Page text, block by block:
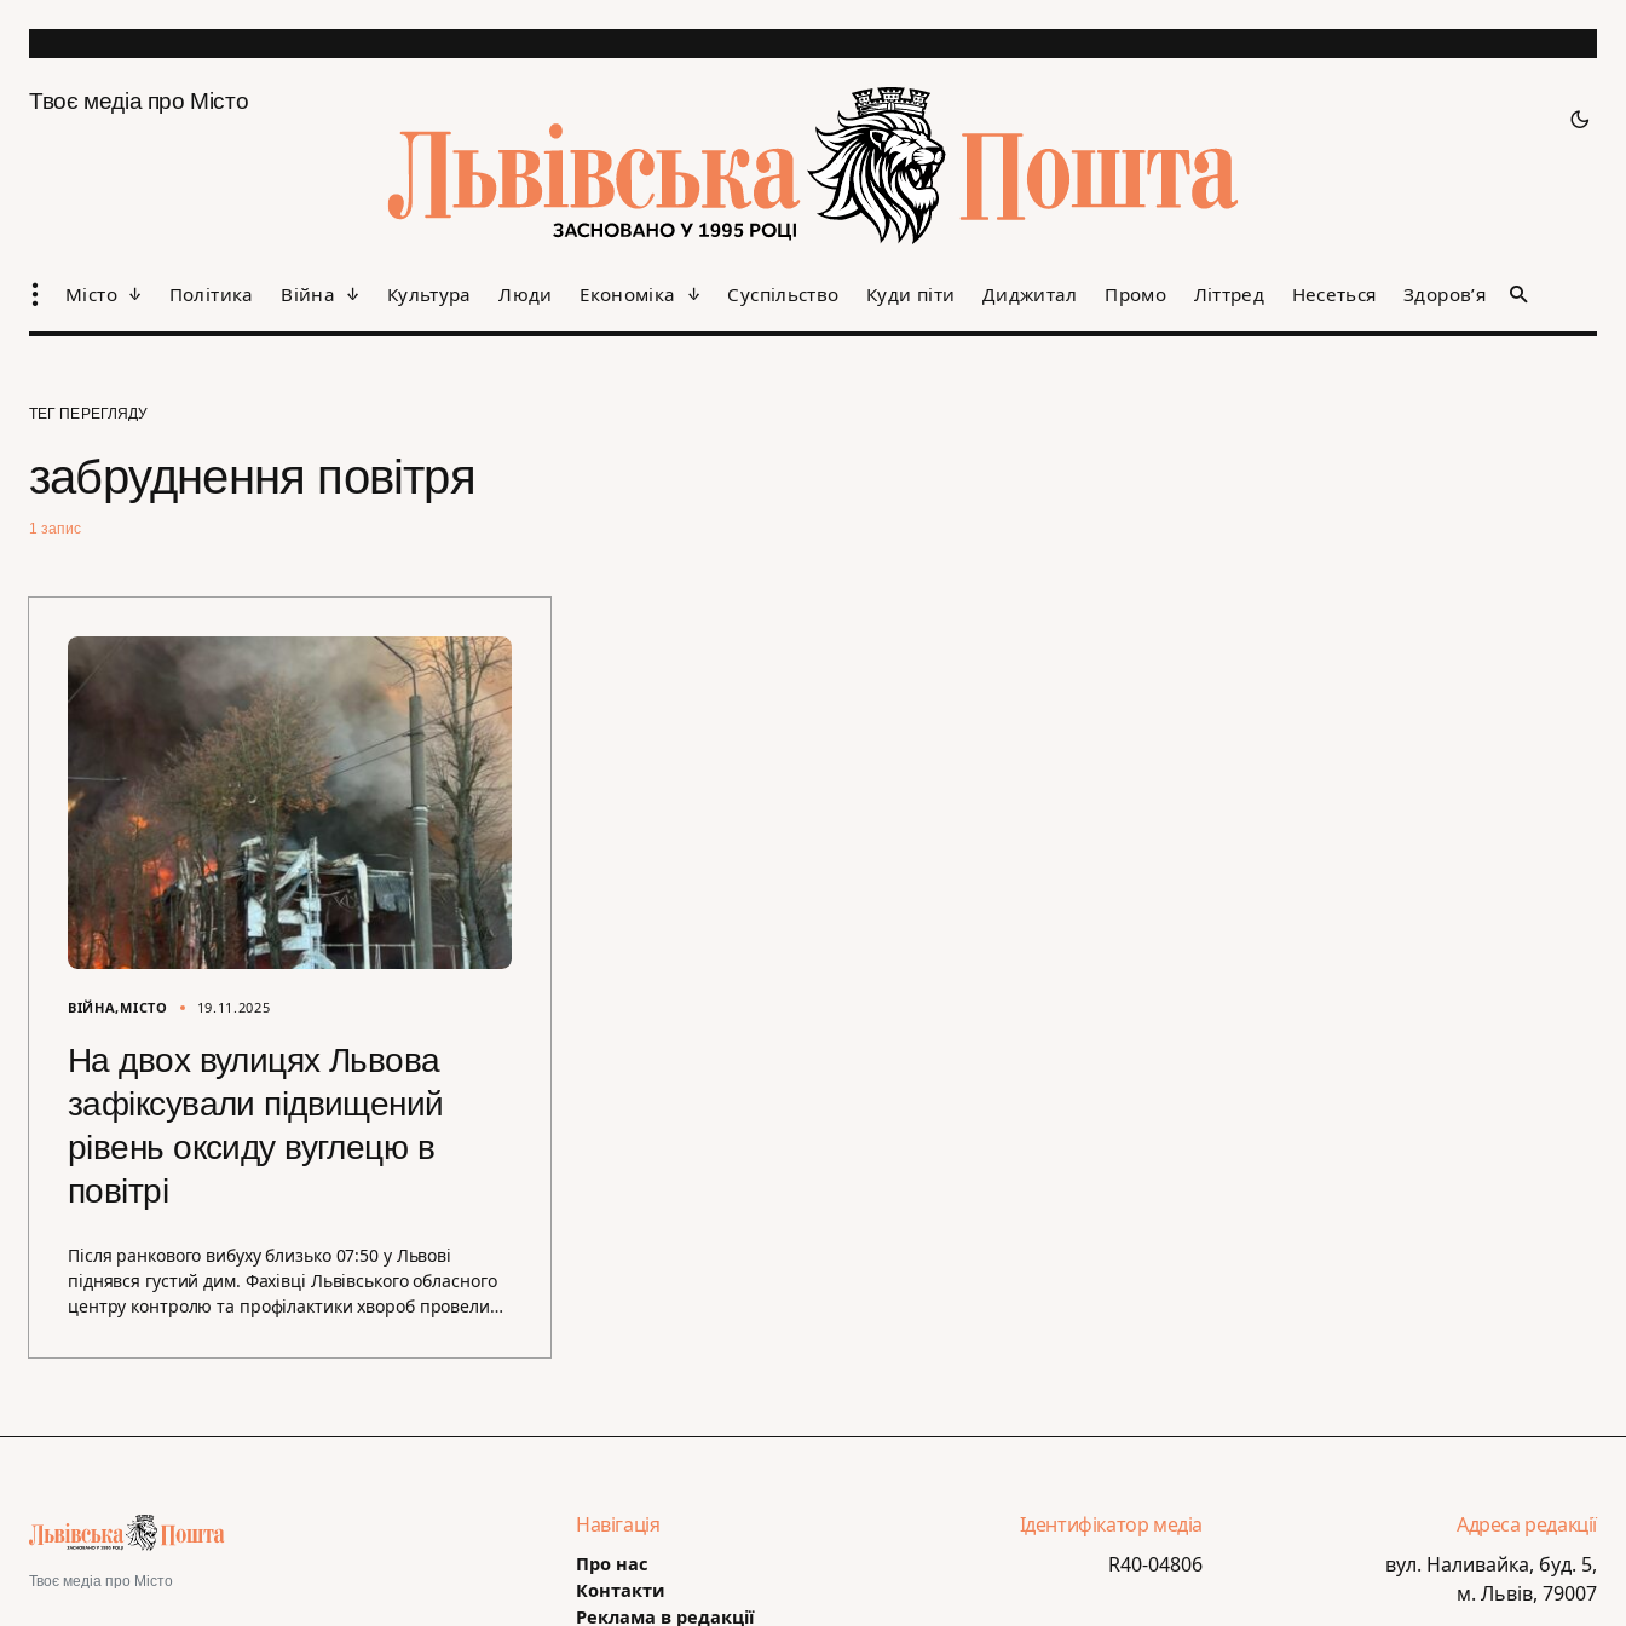
Твоє медіа про Місто
Місто Політика Війна Культура Люди Економіка Суспільство Куди піти Диджитал Промо Літтред Несеться Здоров’я
ТЕГ ПЕРЕГЛЯДУ
забруднення повітря
1 запис
ВІЙНА МІСТО 19.11.2025
На двох вулицях Львова
зафіксували підвищений
рівень оксиду вуглецю в
повітрі
Після ранкового вибуху близько 07:50 у Львові
піднявся густий дим. Фахівці Львівського обласного
центру контролю та профілактики хвороб провели…
Твоє медіа про Місто
Навігація
Про нас
Контакти
Реклама в редакції
Ідентифікатор медіа
R40-04806
Адреса редакції
вул. Наливайка, буд. 5,
м. Львів, 79007